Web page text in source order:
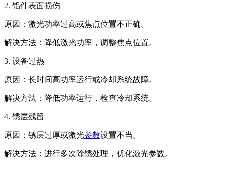
2. 铝件表面损伤
原因：激光功率过高或焦点位置不正确。
解决方法：降低激光功率，调整焦点位置。
3. 设备过热
原因：长时间高功率运行或冷却系统故障。
解决方法：降低功率运行，检查冷却系统。
4. 锈层残留
原因：锈层过厚或激光参数设置不当。
解决方法：进行多次除锈处理，优化激光参数。